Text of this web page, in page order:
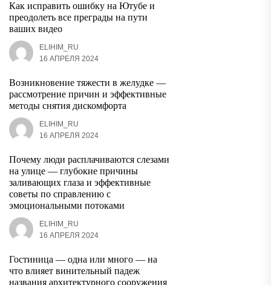
Как исправить ошибку на Ютубе и
преодолеть все преграды на пути
ваших видео
ELIHIM_RU
16 АПРЕЛЯ 2024
Возникновение тяжести в желудке —
рассмотрение причин и эффективные
методы снятия дискомфорта
ELIHIM_RU
16 АПРЕЛЯ 2024
Почему люди расплачиваются слезами
на улице — глубокие причины
заливающих глаза и эффективные
советы по справлению с
эмоциональными потоками
ELIHIM_RU
16 АПРЕЛЯ 2024
Гостиница — одна или много — на
что влияет винительный падеж
названия архитектурного сооружения